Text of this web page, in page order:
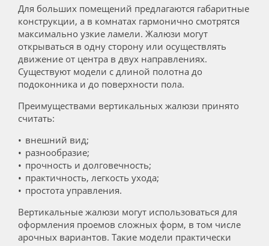
Для больших помещений предлагаются габаритные
конструкции, а в комнатах гармонично смотрятся
максимально узкие ламели. Жалюзи могут
открываться в одну сторону или осуществлять
движение от центра в двух направлениях.
Существуют модели с длиной полотна до
подоконника и до поверхности пола.
Преимуществами вертикальных жалюзи принято
считать:
внешний вид;
разнообразие;
прочность и долговечность;
практичность, легкость ухода;
простота управления.
Вертикальные жалюзи могут использоваться для
оформления проемов сложных форм, в том числе
арочных вариантов. Такие модели практически